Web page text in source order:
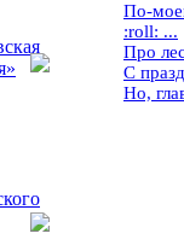
По-
:roll: ...
Про
С
Но,